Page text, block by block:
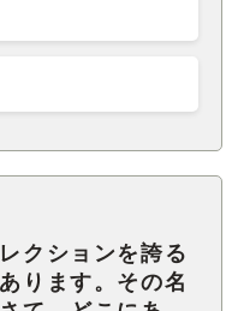
クションを誇る
ります。その名